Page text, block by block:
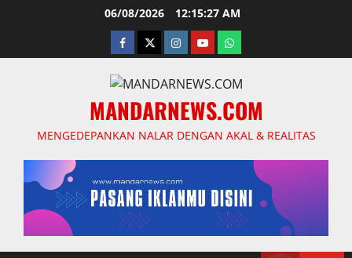
06/08/2026 12:15:28 AM
facebooktwitterinstagram.com
youtubewhatsapp
MANDARNEWS.COM
MENGEDEPANKAN NALAR DENGAN AKAL & REALITAS